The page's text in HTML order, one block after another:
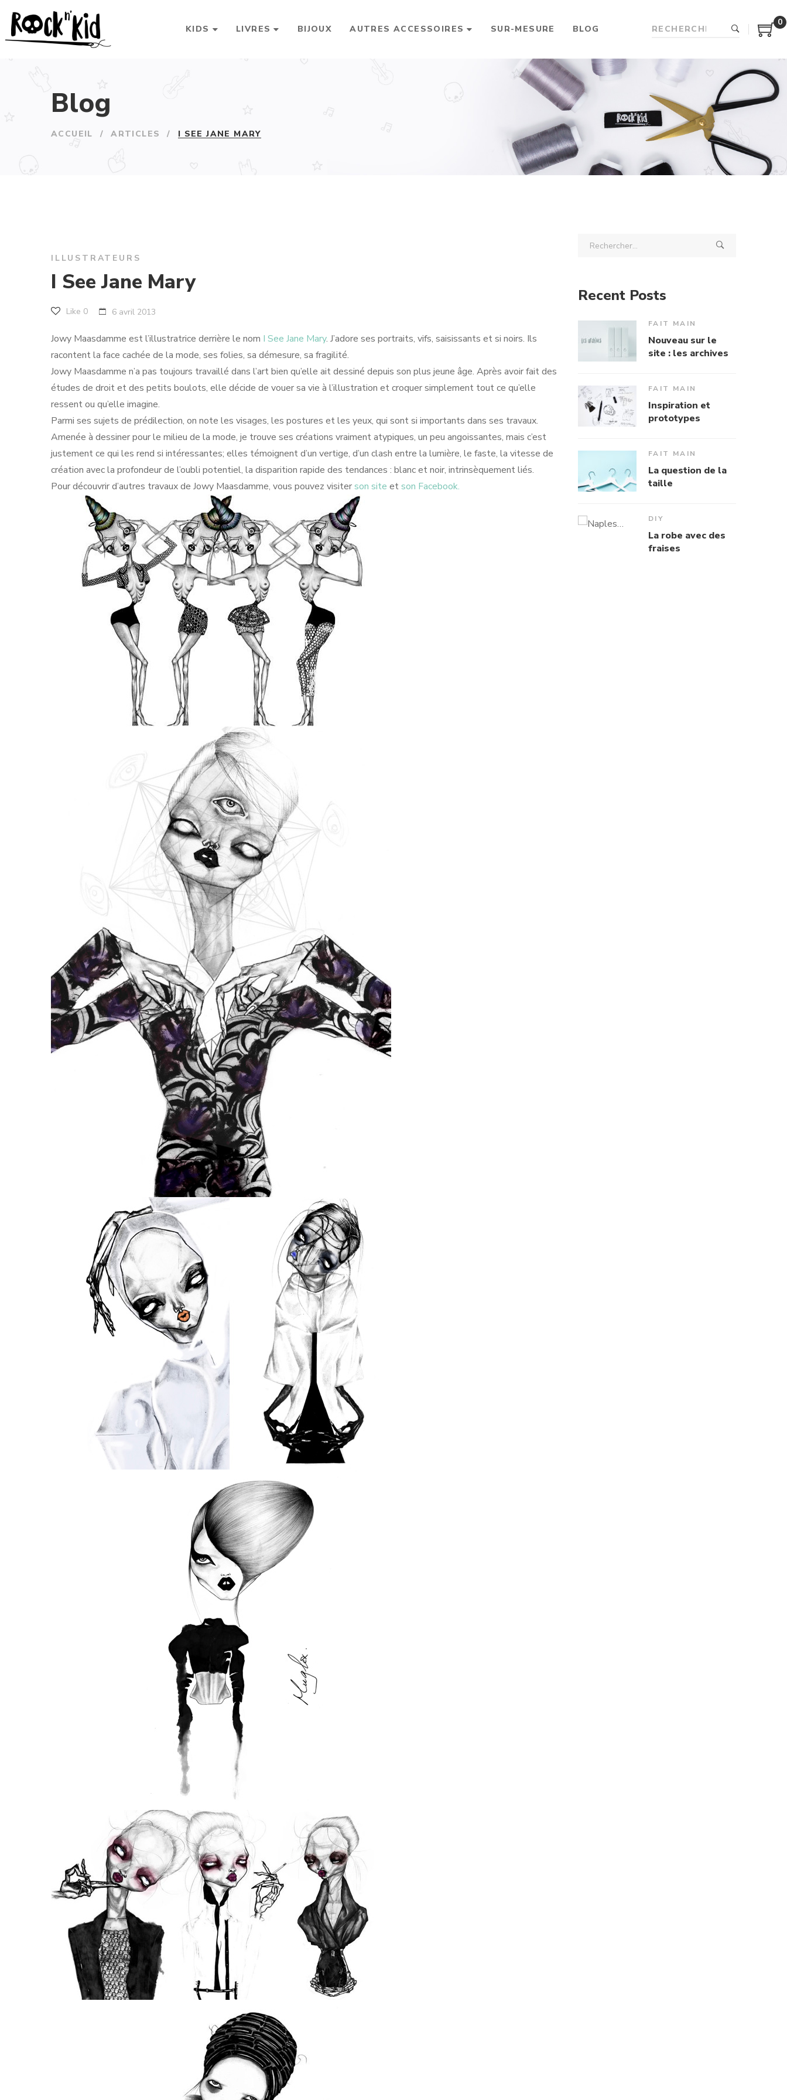
KIDS LIVRES BIJOUX AUTRES ACCESSOIRES SUR-MESURE BLOG
0
Blog
ACCUEIL / ARTICLES / I SEE JANE MARY
ILLUSTRATEURS
I See Jane Mary
Like 0 6 avril 2013
Jowy Maasdamme est l’illustratrice derrière le nom I See Jane Mary. J’adore ses portraits, vifs, saisissants et si noirs. Ils
racontent la face cachée de la mode, ses folies, sa démesure, sa fragilité.
Jowy Maasdamme n’a pas toujours travaillé dans l’art bien qu’elle ait dessiné depuis son plus jeune âge. Après avoir fait des
études de droit et des petits boulots, elle décide de vouer sa vie à l’illustration et croquer simplement tout ce qu’elle
ressent ou qu’elle imagine.
Parmi ses sujets de prédilection, on note les visages, les postures et les yeux, qui sont si importants dans ses travaux.
Amenée à dessiner pour le milieu de la mode, je trouve ses créations vraiment atypiques, un peu angoissantes, mais c’est
justement ce qui les rend si intéressantes; elles témoignent d’un vertige, d’un clash entre la lumière, le faste, la vitesse de
création avec la profondeur de l’oubli potentiel, la disparition rapide des tendances : blanc et noir, intrinsèquement liés.
Pour découvrir d’autres travaux de Jowy Maasdamme, vous pouvez visiterson site etson Facebook.
Recent Posts
FAIT MAIN
Nouveau sur le
site : les archives
FAIT MAIN
Inspiration et
prototypes
FAIT MAIN
La question de la
taille
DIY
La robe avec des
fraises